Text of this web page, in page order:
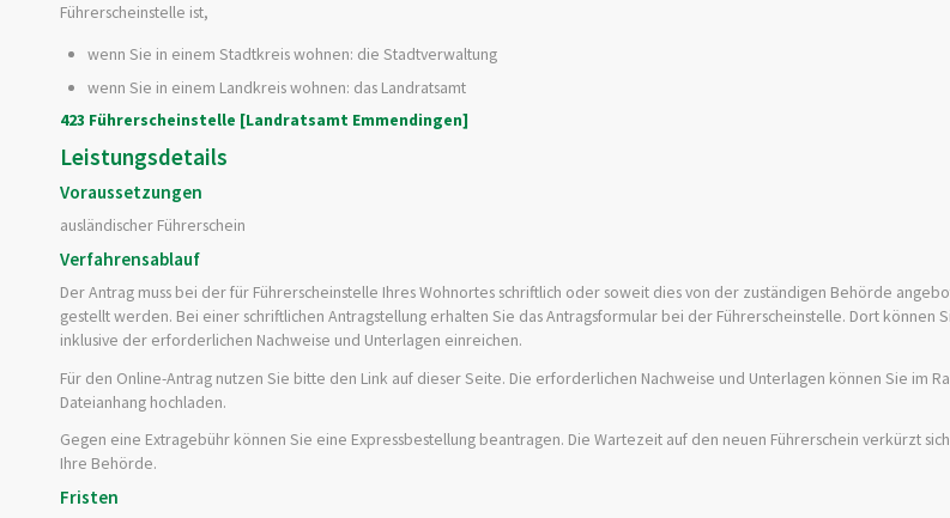
Führerscheinstelle ist,
wenn Sie in einem Stadtkreis wohnen: die Stadtverwaltung
wenn Sie in einem Landkreis wohnen: das Landratsamt
423 Führerscheinstelle [Landratsamt Emmendingen]
Leistungsdetails
Voraussetzungen
ausländischer Führerschein
Verfahrensablauf
Der Antrag muss bei der für Führerscheinstelle Ihres Wohnortes schriftlich oder soweit dies von der zuständigen Behörde
gestellt werden. Bei einer schriftlichen Antragstellung erhalten Sie das Antragsformular bei der Führerscheinstelle. Dort können
inklusive der erforderlichen Nachweise und Unterlagen einreichen.
Für den Online-Antrag nutzen Sie bitte den Link auf dieser Seite. Die erforderlichen Nachweise und Unterlagen können Sie im
Dateianhang hochladen.
Gegen eine Extragebühr können Sie eine Expressbestellung beantragen. Die Wartezeit auf den neuen Führerschein verkürzt
Ihre Behörde.
Fristen